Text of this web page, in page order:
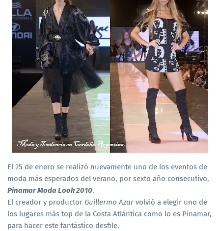
El 25 de enero se realizó nuevamente uno de los eventos de
moda más esperados del verano, por sexto año consecutivo,
Pinamar Moda Look 2010.
El creador y productor Guillermo Azar volvió a elegir uno de
los lugares más top de la Costa Atlántica como lo es Pinamar,
para hacer este fantástico desfile.